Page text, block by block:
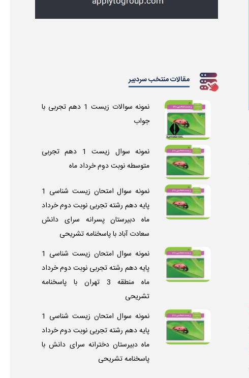
مقالات منتخب سردبیر
نمونه سوالات زیست 1 دهم تجربی با
جواب
نمونه سوال زیست 1 دهم تجربی
متوسطه نوبت دوم خرداد ماه
نمونه سوال امتحان زیست شناسی 1
پایه دهم رشته تجربی نوبت دوم خرداد
ماه دبیرستان پسرانه سرای دانش
سعادت آباد با پاسخنامه تشریحی
نمونه سوال امتحان زیست شناسی 1
پایه دهم رشته تجربی نوبت دوم خرداد
ماه منطقه 3 تهران با پاسخنامه
تشریحی
نمونه سوال امتحان زیست شناسی 1
پایه دهم رشته تجربی نوبت دوم خرداد
ماه دبیرستان دخترانه سرای دانش با
پاسخنامه تشریحی